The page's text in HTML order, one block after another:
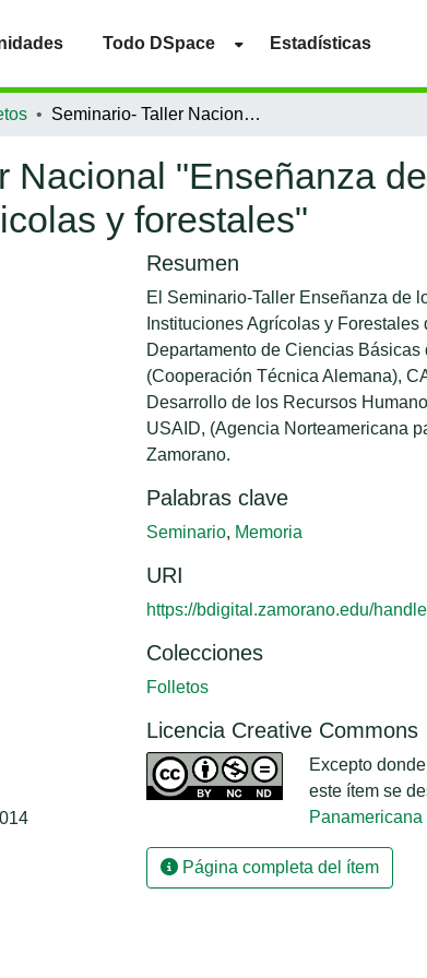
Todo DSpace Estadísticas
Seminario- Taller Nacional "Enseñanza de los conocimientos basicos en instituciones agricolas y forestales"
Nacional "Enseñanza
y forestales"
Resumen
El Seminario-Taller Enseñanza de
Instituciones Agrícolas y
Departamento de Ciencias
(Cooperación Técnica Alemana),
Desarrollo de los Recursos
USAID, (Agencia Norteamericana
Zamorano.
Palabras clave
Seminario, Memoria
URI
https://bdigital.zamorano.edu/
Colecciones
Folletos
Licencia Creative Commons
Excepto
este ítem se
Página completa del ítem